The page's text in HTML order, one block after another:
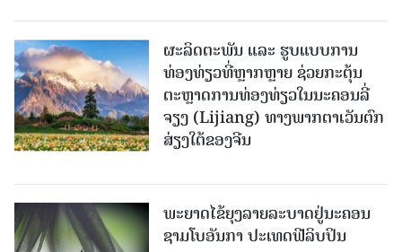
ຜະລິດຕະພັນ ແລະ ຮູບແບບການ
ທ່ອງທ່ຽວທີ່ຫຼາກຫຼາຍ ຊ່ວຍກະຕຸ້ນ
ຕະຫຼາດການທ່ອງທ່ຽວໃນນະຄອນລີ່
ຈຽງ (Lijiang) ທາງພາກຕາເວັນຕົກ
ສ່ຽງໃຕ້ຂອງຈີນ
ພະຍາດໄຂ້ຍຸງລາຍລະບາດຢູ່ນະຄອນ
ຊາມໂບ​ອັນກາ ປະເທດຟີລິບປິນ